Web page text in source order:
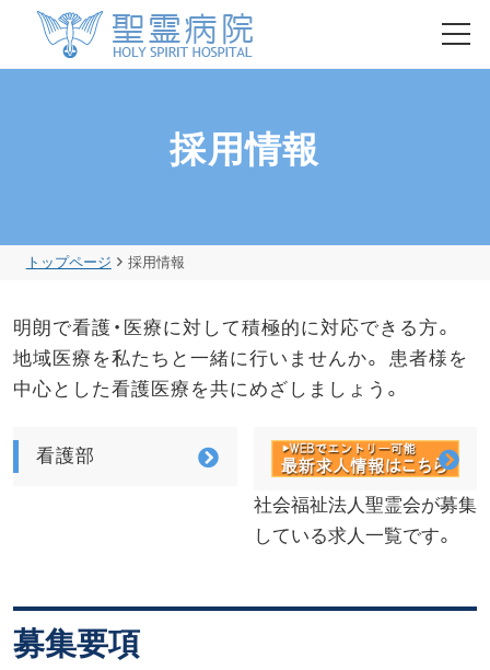
入院のご案内
健康診断・人間ドック
聖霊病院について
各部門のご紹介
外来医師勤務表
採用情報
トップページ 採用情報
明朗で看護・医療に対して積極的に対応できる方。
地域医療を私たちと一緒に行いませんか。 患者様を
中心とした看護医療を共にめざしましょう。
看護部
社会福祉法人聖霊会が募集
している求人一覧です。
募集要項